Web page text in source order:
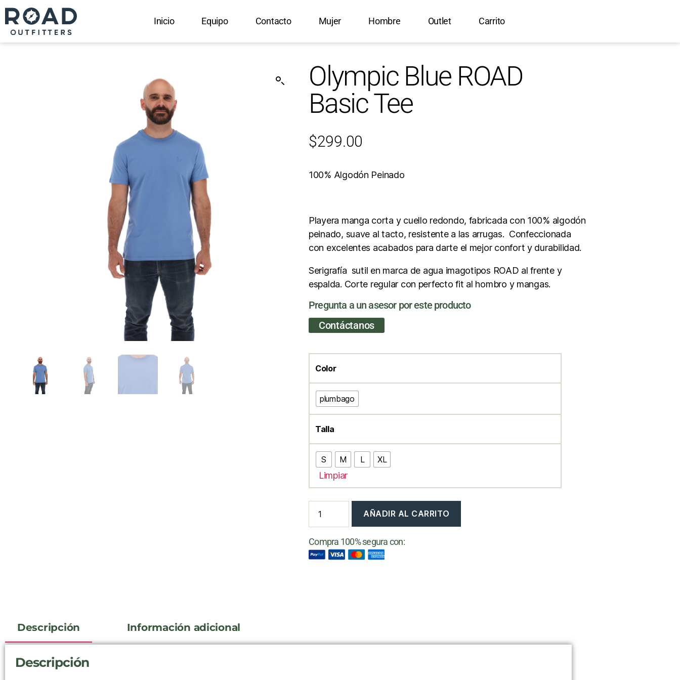
Inicio Equipo Contacto Mujer Hombre Outlet Carrito
Olympic Blue ROAD
Basic Tee
$299.00
100% Algodón Peinado
Playera manga corta y cuello redondo, fabricada con 100% algodón
peinado, suave al tacto, resistente a las arrugas. Confeccionada
con excelentes acabados para darte el mejor confort y durabilidad.
Serigrafía sutil en marca de agua imagotipos ROAD al frente y
espalda. Corte regular con perfecto fit al hombro y mangas.
Pregunta a un asesor por este producto
Contáctanos
Color
plumbago
Talla
S M L XL
Limpiar
AÑADIR AL CARRITO
Compra 100% segura con:
Descripción Información adicional
Descripción